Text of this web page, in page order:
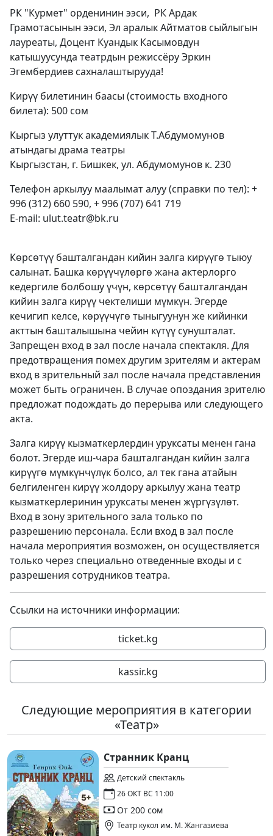
РК "Курмет" орденинин ээси, РК Ардак
Грамотасынын ээси, Эл аралык Айтматов сыйлыгын
лауреаты, Доцент Куандык Касымовдун
катышуусунда театрдын режиссёру Эркин
Эгембердиев сахналаштырууда!
Кирүү билетинин баасы (стоимость входного
билета): 500 сом
Кыргыз улуттук академиялык Т.Абдумомунов
атындагы драма театры
Кыргызстан, г. Бишкек, ул. Абдумомунов к. 230
Телефон аркылуу маалымат алуу (справки по тел): +
996 (312) 660 590, + 996 (707) 641 719
E-mail: ulut.teatr@bk.ru
Көрсөтүү башталгандан кийин залга кирүүгө тыюу
салынат. Башка көрүүчүлөргө жана актерлорго
кедергиле болбошу үчүн, көрсөтүү башталгандан
кийин залга кирүү чектелиши мүмкүн. Эгерде
кечигип келсе, көрүүчүгө тыныгуунун же кийинки
акттын башталышына чейин күтүү сунушталат.
Запрещен вход в зал после начала спектакля. Для
предотвращения помех другим зрителям и актерам
вход в зрительный зал после начала представления
может быть ограничен. В случае опоздания зрителю
предложат подождать до перерыва или следующего
акта.
Залга кирүү кызматкерлердин уруксаты менен гана
болот. Эгерде иш-чара башталгандан кийин залга
кирүүгө мүмкүнчүлүк болсо, ал тек гана атайын
белгиленген кирүү жолдору аркылуу жана театр
кызматкерлеринин уруксаты менен жүргүзүлөт.
Вход в зону зрительного зала только по
разрешению персонала. Если вход в зал после
начала мероприятия возможен, он осуществляется
только через специально отведенные входы и с
разрешения сотрудников театра.
Ссылки на источники информации:
ticket.kg
kassir.kg
Следующие мероприятия в категории
«Театр»
Странник Кранц
Детский спектакль
26 ОКТ ВС 11:00
От 200 сом
Театр кукол им. М. Жангазиева